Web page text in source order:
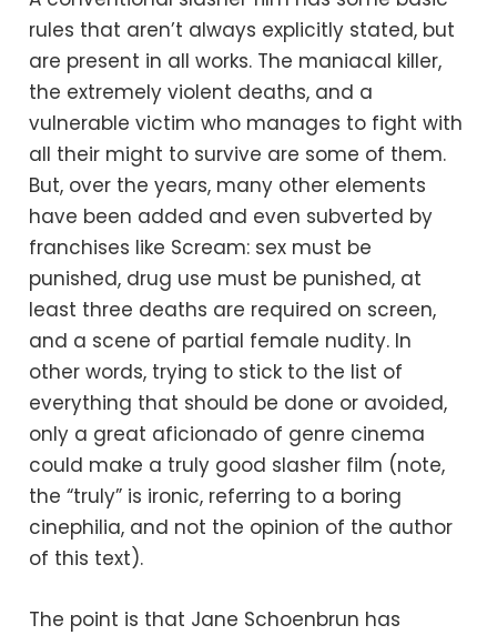
rules that aren’t always explicitly stated, but
are present in all works. The maniacal killer,
the extremely violent deaths, and a
vulnerable victim who manages to fight with
all their might to survive are some of them.
But, over the years, many other elements
have been added and even subverted by
franchises like Scream: sex must be
punished, drug use must be punished, at
least three deaths are required on screen,
and a scene of partial female nudity. In
other words, trying to stick to the list of
everything that should be done or avoided,
only a great aficionado of genre cinema
could make a truly good slasher film (note,
the “truly” is ironic, referring to a boring
cinephilia, and not the opinion of the author
of this text).
The point is that Jane Schoenbrun has